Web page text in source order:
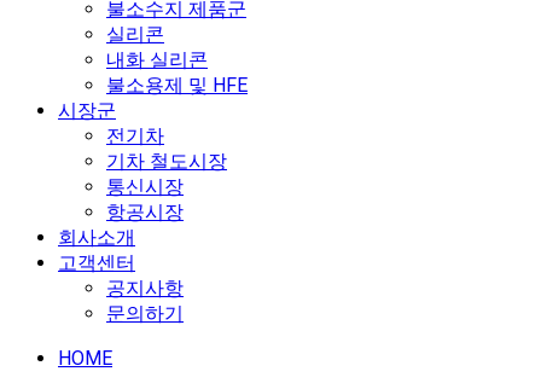
불소수지 제품군
실리콘
내화 실리콘
불소용제 및 HFE
시장군
전기차
기차 철도시장
통신시장
항공시장
회사소개
고객센터
공지사항
문의하기
HOME